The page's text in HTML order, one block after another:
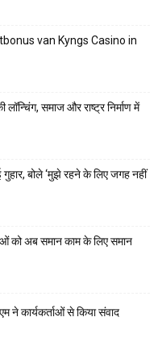
van Kyngs Casino in
लॉन्चिंग, समाज और राष्ट्र निर्माण में
बोले ‘मुझे रहने के लिए जगह नहीं
को अब समान काम के लिए समान
ने कार्यकर्ताओं से किया संवाद